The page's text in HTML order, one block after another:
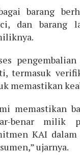
barang
dan barang
termasuk
memastikan
memastikan
benar milik
KAI dalam
ujarnya.